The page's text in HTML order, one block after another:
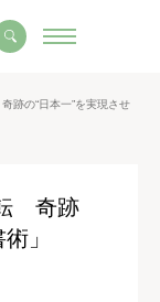
跡の“日本一”を実現させ
奇跡
」